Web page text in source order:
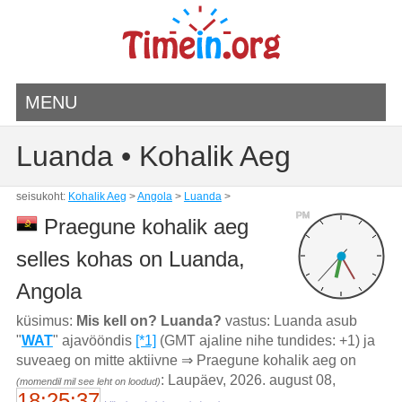
MENU
Luanda • Kohalik Aeg
seisukoht: Kohalik Aeg >Angola> Luanda>
PM
Praegune kohalik aeg
selles kohas on Luanda,
Angola
küsimus: Mis kell on? Luanda? vastus: Luanda asub
"WAT" ajavööndis [*1] (GMT ajaline nihe tundides: +1) ja
suveaeg on mitte aktiivne ⇒ Praegune kohalik aeg on
(momendil mil see leht on loodud): Laupäev, 2026. august 08,